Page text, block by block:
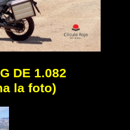
DE 1.082
la foto)